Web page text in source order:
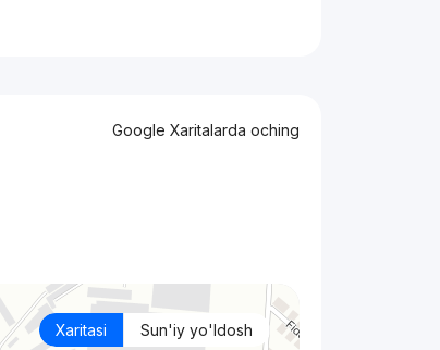
Google Xaritalarda oching
Xaritasi Sun'iy yo'ldosh